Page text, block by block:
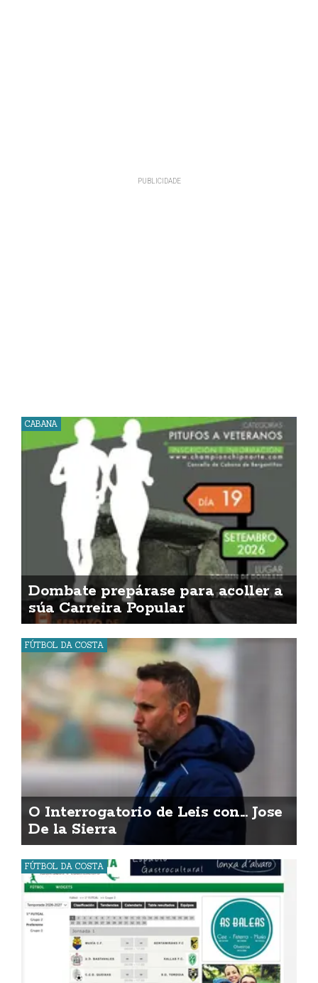
CABANA
Dombate prepárase para acoller a
súa Carreira Popular
FÚTBOL DA COSTA
O Interrogatorio de Leis con... Jose
De la Sierra
FÚTBOL DA COSTA